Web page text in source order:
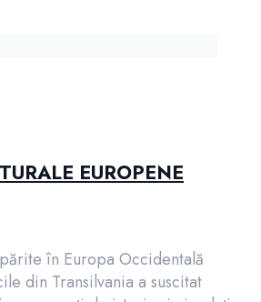
EUROPENE
în Europa Occidentală
din Transilvania a suscitat